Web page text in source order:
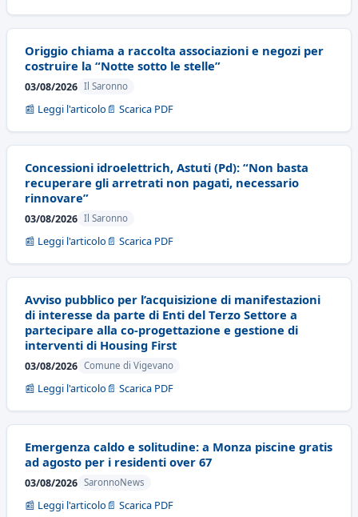
Origgio chiama a raccolta associazioni e negozi per
costruire la “Notte sotto le stelle”
03/08/2026 Il Saronno
📰 Leggi l'articolo 📄 Scarica PDF
Concessioni idroelettrich, Astuti (Pd): “Non basta
recuperare gli arretrati non pagati, necessario
rinnovare”
03/08/2026 Il Saronno
📰 Leggi l'articolo 📄 Scarica PDF
Avviso pubblico per l’acquisizione di manifestazioni
di interesse da parte di Enti del Terzo Settore a
partecipare alla co-progettazione e gestione di
interventi di Housing First
03/08/2026 Comune di Vigevano
📰 Leggi l'articolo 📄 Scarica PDF
Emergenza caldo e solitudine: a Monza piscine gratis
ad agosto per i residenti over 67
03/08/2026 SaronnoNews
📰 Leggi l'articolo 📄 Scarica PDF